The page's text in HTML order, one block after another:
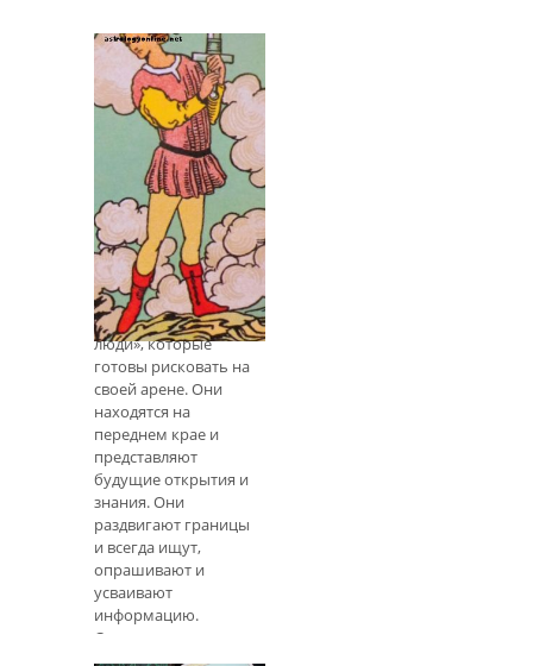
которые любят
писать и любят этот
вызов, но примерно
сейчас многие люди,
которые находятся в
этой точке, пережива
Судебные
карточки -
Страница мечей
Таро: Страницы
Страницы на Таро -
это исследователи,
они - «молодые
люди», которые
готовы рисковать на
своей арене. Они
находятся на
переднем крае и
представляют
будущие открытия и
знания. Они
раздвигают границы
и всегда ищут,
опрашивают и
усваивают
информацию.
Страницы также
демонстрируют свою